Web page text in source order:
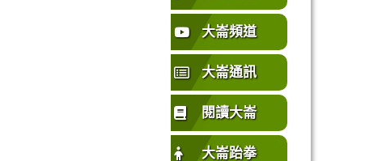
大崙頻道
大崙通訊
閱讀大崙
大崙跆拳